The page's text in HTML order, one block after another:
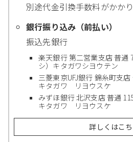
別途代金引換手数料がかかり
銀行振り込み（前払い）
振込先銀行
楽天銀行 第二営業支店 普通
シ）キタガワシヨウテン
三菱東京UFJ銀行 錦糸町支店
キタガワ リヨウスケ
みずほ銀行 北沢支店 普通
キタガワ リヨウスケ
詳しくはこ